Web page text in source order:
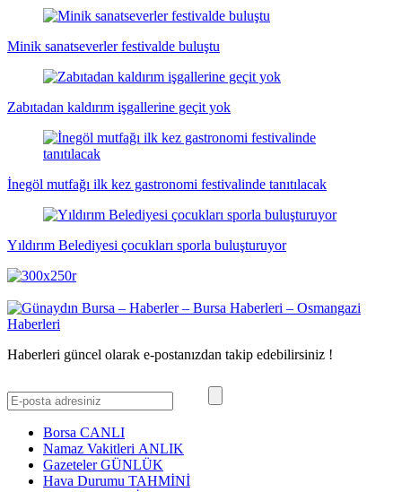
Minik sanatseverler festivalde buluştu
Zabıtadan kaldırım işgallerine geçit yok
İnegöl mutfağı ilk kez gastronomi festivalinde tanıtılacak
Yıldırım Belediyesi çocukları sporla buluşturuyor
Haberleri güncel olarak e-postanızdan takip edebilirsiniz !
Borsa CANLI
Namaz Vakitleri ANLIK
GazetelerGÜNLÜK
Hava Durumu TAHMİNİ